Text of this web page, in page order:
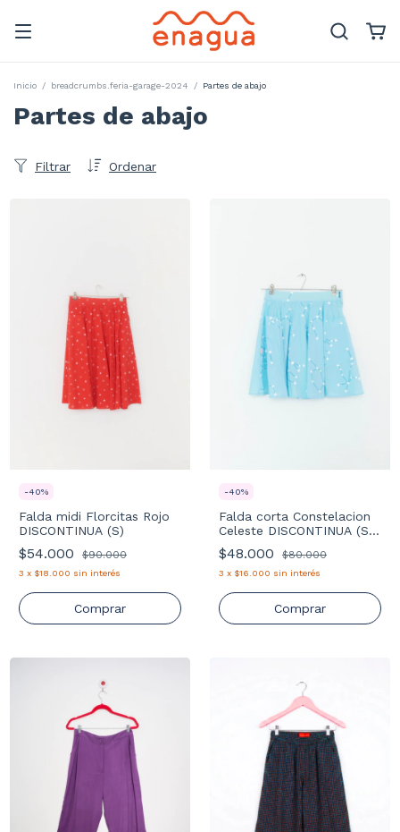
Inicio / breadcrumbs.feria-garage-2024 / Partes de abajo
Partes de abajo
Ordenar
Filtrar
-40%
Falda midi Florcitas Rojo
DISCONTINUA (S)
$54.000 $90.000
3 x $18.000 sin interés
Comprar
-40%
Falda corta Constelacion
Celeste DISCONTINUA (S-
M)
$48.000 $80.000
3 x $16.000 sin interés
Comprar